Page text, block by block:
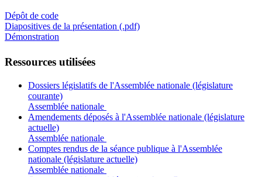
Dépôt de code
Diapositives de la présentation (.pdf)
Démonstration
Ressources utilisées
Dossiers législatifs de l'Assemblée nationale (législature
courante)
Assemblée nationale
Amendements déposés à l'Assemblée nationale (législature
actuelle)
Assemblée nationale
Comptes rendus de la séance publique à l'Assemblée
nationale (législature actuelle)
Assemblée nationale